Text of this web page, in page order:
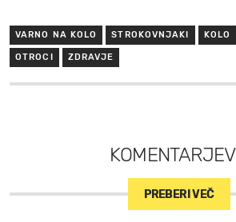
VARNO NA KOLO STROKOVNJAKI KOLO
OTROCI ZDRAVJE
PREBERI VEČ